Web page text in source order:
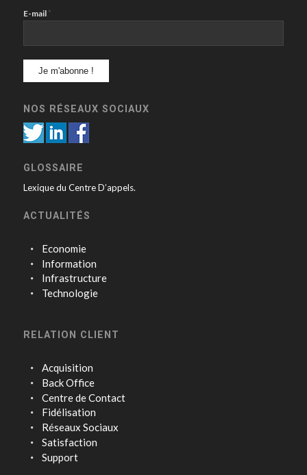
E-mail *
NOS RÉSEAUX SOCIAUX
GLOSSAIRE
Lexique du Centre D’appels.
ACTUALITÉS
Economie
Information
Infrastructure
Technologie
RELATION CLIENT
Acquisition
Back Office
Centre de Contact
Fidélisation
Réseaux Sociaux
Satisfaction
Support